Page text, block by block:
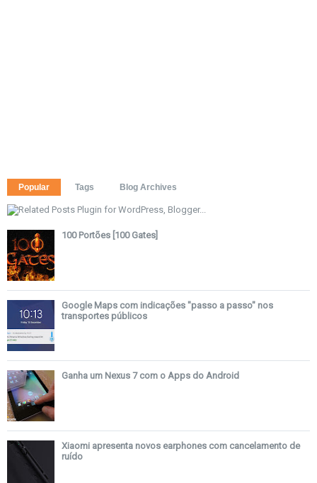
Popular Tags Blog Archives
100 Portões [100 Gates]
Google Maps com indicações "passo a passo" nos
transportes públicos
Ganha um Nexus 7 com o Apps do Android
Xiaomi apresenta novos earphones com cancelamento de
ruído